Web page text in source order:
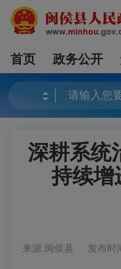
首页 政务公开
深耕系统
持续增
来源:闽侯县 发布时